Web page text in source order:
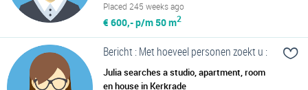
Placed 245 weeks ago
€ 600,- p/m50 m2
Bericht : Met hoeveel personen zoekt u :
Julia searches a studio, apartment, room
en house in Kerkrade